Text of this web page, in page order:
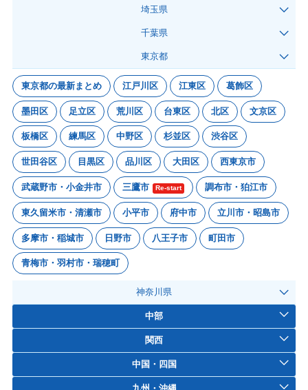
埼玉県
千葉県
東京都
東京都の最新まとめ 江戸川区 江東区 葛飾区
墨田区 足立区 荒川区 台東区 北区 文京区
板橋区 練馬区 中野区 杉並区 渋谷区
世田谷区 目黒区 品川区 大田区 西東京市
武蔵野市・小金井市 三鷹市 Re-start 調布市・狛江市
東久留米市・清瀬市 小平市 府中市 立川市・昭島市
多摩市・稲城市 日野市 八王子市 町田市
青梅市・羽村市・瑞穂町
神奈川県
中部
関西
中国・四国